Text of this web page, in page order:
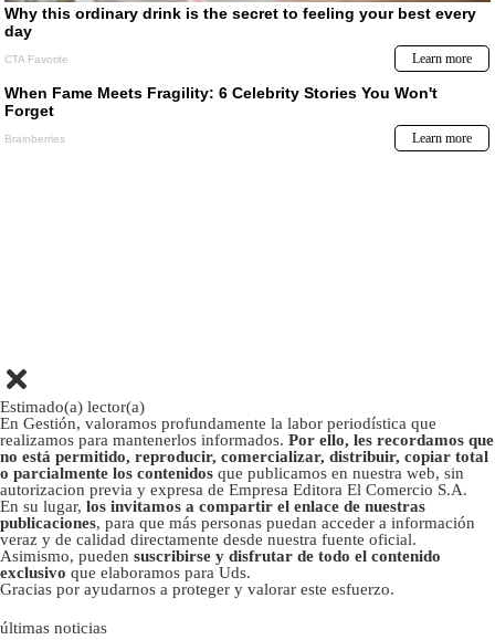
Estimado(a) lector(a)
En Gestión, valoramos profundamente la labor periodística que
realizamos para mantenerlos informados. Por ello, les recordamos que
no está permitido, reproducir, comercializar, distribuir, copiar total
o parcialmente los contenidos que publicamos en nuestra web, sin
autorizacion previa y expresa de Empresa Editora El Comercio S.A.
En su lugar, los invitamos a compartir el enlace de nuestras
publicaciones, para que más personas puedan acceder a información
veraz y de calidad directamente desde nuestra fuente oficial.
Asimismo, pueden suscribirse y disfrutar de todo el contenido
exclusivo que elaboramos para Uds.
Gracias por ayudarnos a proteger y valorar este esfuerzo.
últimas noticias